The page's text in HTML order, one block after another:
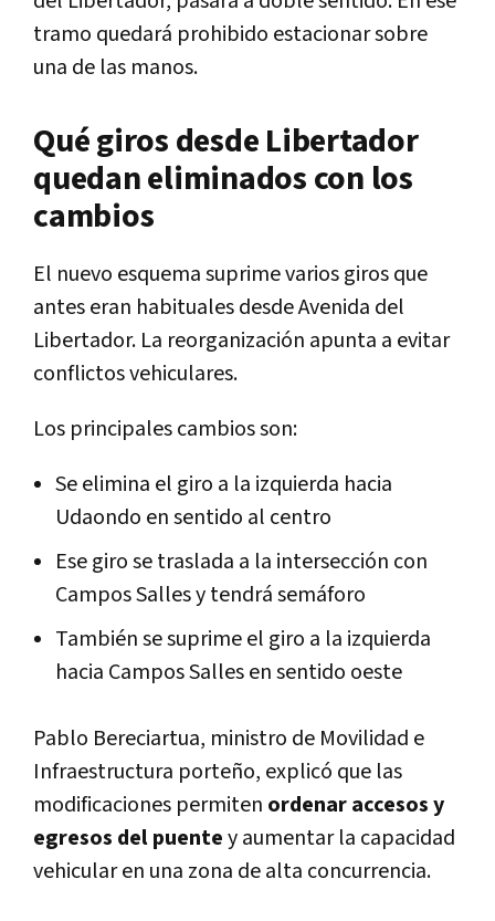
tramo quedará prohibido estacionar sobre
una de las manos.
Qué giros desde Libertador
quedan eliminados con los
cambios
El nuevo esquema suprime varios giros que
antes eran habituales desde Avenida del
Libertador. La reorganización apunta a evitar
conflictos vehiculares.
Los principales cambios son:
Se elimina el giro a la izquierda hacia
Udaondo en sentido al centro
Ese giro se traslada a la intersección con
Campos Salles y tendrá semáforo
También se suprime el giro a la izquierda
hacia Campos Salles en sentido oeste
Pablo Bereciartua, ministro de Movilidad e
Infraestructura porteño, explicó que las
modificaciones permiten ordenar accesos y
egresos del puentey aumentar la capacidad
vehicular en una zona de alta concurrencia.